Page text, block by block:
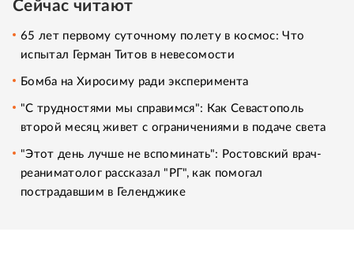
Сейчас читают
65 лет первому суточному полету в космос: Что
испытал Герман Титов в невесомости
Бомба на Хиросиму ради эксперимента
"С трудностями мы справимся": Как Севастополь
второй месяц живет с ограничениями в подаче света
"Этот день лучше не вспоминать": Ростовский врач-
реаниматолог рассказал "РГ", как помогал
пострадавшим в Геленджике